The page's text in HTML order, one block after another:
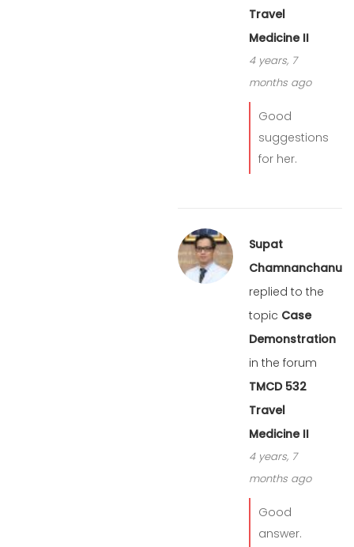
Travel
Medicine II
4 years, 7
months ago
Good
suggestions
for her.
Supat
Chamnanchanunt
replied to the
topic Case
Demonstration
in the forum
TMCD 532
Travel
Medicine II
4 years, 7
months ago
Good
answer.